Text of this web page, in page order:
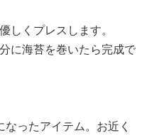
しくプレスします。
に海苔を巻いたら完成で
ったアイテム。お近く